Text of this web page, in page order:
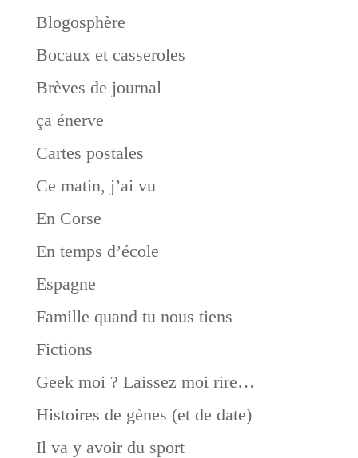
Blogosphère
Bocaux et casseroles
Brèves de journal
ça énerve
Cartes postales
Ce matin, j’ai vu
En Corse
En temps d’école
Espagne
Famille quand tu nous tiens
Fictions
Geek moi ? Laissez moi rire…
Histoires de gènes (et de date)
Il va y avoir du sport